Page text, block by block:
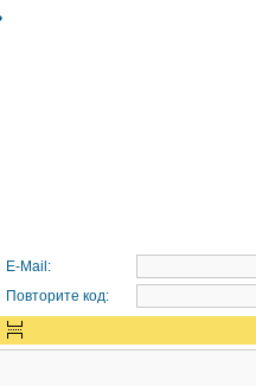
E-Mail:
Повторите код: